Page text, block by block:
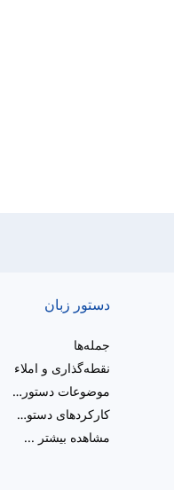
دستور زبان
جمله‌ها
نقطه‌گذاری و املاء
موضوعات دستور زبان متنوع
کارکردهای دستوری
مشاهده بیشتر ...